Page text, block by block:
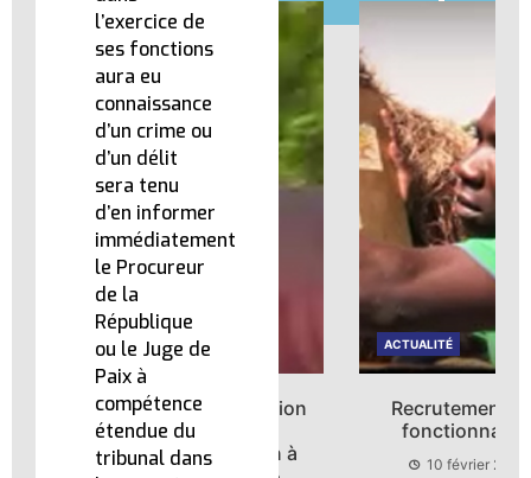
l’exercice de
ses fonctions
aura eu
connaissance
d’un crime ou
d’un délit
sera tenu
d’en informer
immédiatement
le Procureur
de la
République
ou le Juge de
Paix à
compétence
étendue du
tribunal dans
ACTUALITÉ
Clip de présentation
du site
« l’admnistration à
Recrutement des
fonctionnaires
10 février 2026